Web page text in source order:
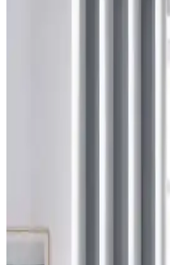
Sherwin Williams
Dekorasyonunun
Ev satışında valance
mekana renk ve doku katar.